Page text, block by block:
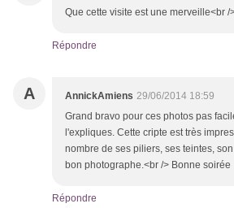
Que cette visite est une merveille<br /
Répondre
A AnnickAmiens 29/06/2014 18:59
Grand bravo pour ces photos pas
l'expliques. Cette cripte est très
nombre de ses piliers, ses teintes,
bon photographe.<br /> Bonne soirée
Répondre